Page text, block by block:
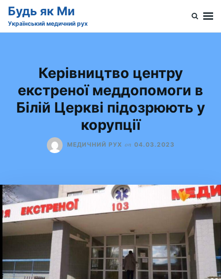
SkipSearch
for:
Будь як Ми
Український медичний рух
Керівництво центру
екстреної меддопомоги в
Білій Церкві підозрюють у
корупції
МЕДИЧНИЙ РУХ on 04.03.2023